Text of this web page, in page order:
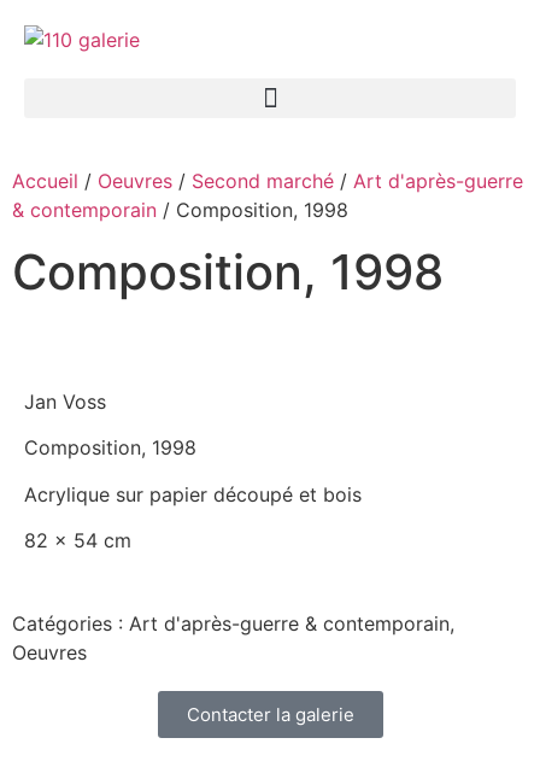
Accueil / Oeuvres / Second marché / Art d'après-guerre
& contemporain / Composition, 1998
Composition, 1998
Jan Voss
Composition, 1998
Acrylique sur papier découpé et bois
82 x 54 cm
Catégories : Art d'après-guerre & contemporain,
Oeuvres
Contacter la galerie